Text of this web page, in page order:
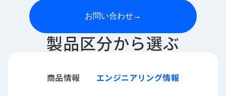
お問い合わせ→
製品区分から選ぶ
商品情報 エンジニアリング情報